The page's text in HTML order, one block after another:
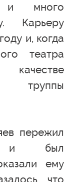
и много
Карьеру
и, когда
театра
труппы
пережил
и был
ему
что